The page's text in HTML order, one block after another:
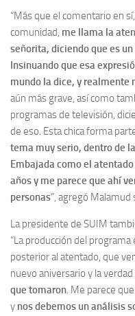
“Más que el comentario en
comunidad, me llama la
señorita, diciendo que es
Insinuando que esa
mundo la dice, y realmente
aún más grave, así como
programas de televisión,
de eso. Esta chica forma
tema muy serio, dentro de
Embajada como el
años y me parece que ahí
personas”, agregó Malamud
La presidente de SUIM
“La producción del
posterior al atentado, que
nuevo aniversario y la verdad
que tomaron. Me parece
y nos debemos un análisis